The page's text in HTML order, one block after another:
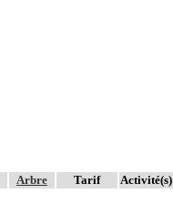
Arbre Tarif Activité(s)